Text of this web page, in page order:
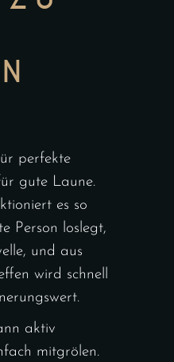
perfekte
gute Laune.
es so
Person loslegt,
und aus
wird schnell
aktiv
mitgrölen.